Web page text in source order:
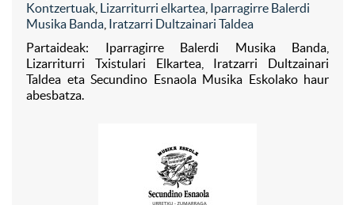
Kontzertuak Lizarriturri elkartea Iparragirre Balerdi
Musika Banda Iratzarri Dultzainari Taldea
Partaideak: Iparragirre Balerdi Musika Banda,
Lizarriturri Txistulari Elkartea, Iratzarri Dultzainari
Taldea eta Secundino Esnaola Musika Eskolako haur
abesbatza.